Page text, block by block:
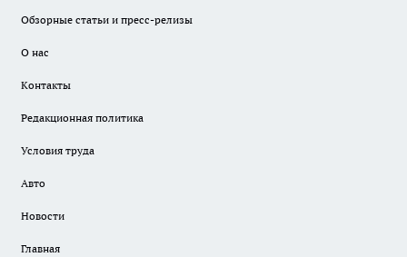
Обзорные статьи и пресс-релизы
О нас
Контакты
Редакционная политика
Условия труда
Авто
Новости
Главная